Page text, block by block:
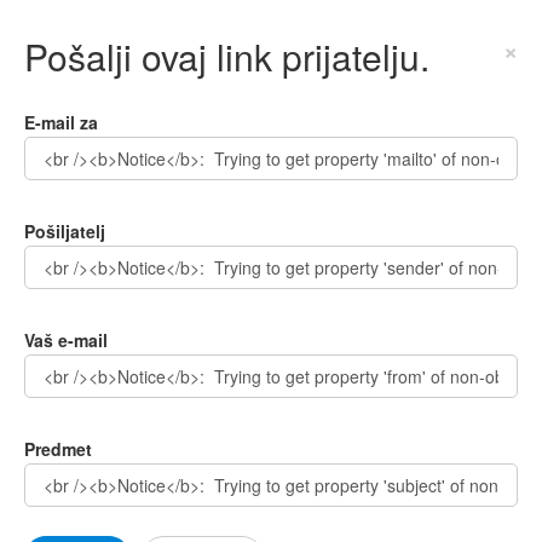
Pošalji ovaj link prijatelju. ×
E-mail za
Pošiljatelj
Vaš e-mail
Predmet